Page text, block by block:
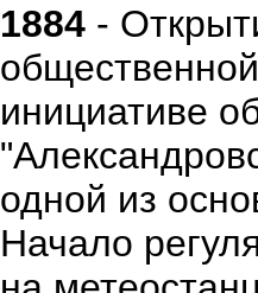
1884 -
инициативе
одной из
Начало